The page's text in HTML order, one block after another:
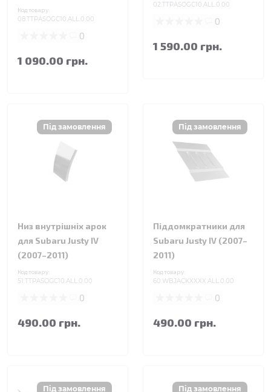
Код товару:
08.TTPASOGC10.ALL.0.00
0
1 090.00 грн.
02.TTPASOGC10.ALL.0.00
0
1 590.00 грн.
Низ внутрішніх арок
для Subaru Justy IV
(2007–2011)
Код товару:
51.TTPASOGC10.ALL.0.00
0
490.00 грн.
Піддомкратники для
Subaru Justy IV (2007–
2011)
Код товару:
60.WBJACKXXXX.ALL.0.00
0
490.00 грн.